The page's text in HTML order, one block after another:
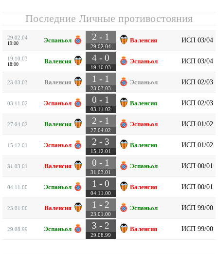
Последние Личные противостояния
29.02.04
19:00 Эспаньол 2 - 1
29.02.04
Валенсия ИСП 03/04
19.10.03
18:00 Валенсия 4 - 0
19.10.03
Эспаньол ИСП 03/04
23.03.03 Валенсия 1 - 1
23.03.03
Эспаньол ИСП 02/03
03.11.02 Эспаньол 0 - 1
03.11.02
Валенсия ИСП 02/03
27.04.02 Валенсия 2 - 1
27.04.02
Эспаньол ИСП 01/02
15.12.01 Эспаньол 2 - 3
15.12.01
Валенсия ИСП 01/02
31.03.01 Валенсия 0 - 1
31.03.01
Эспаньол ИСП 00/01
04.11.00 Эспаньол 1 - 0
04.11.00
Валенсия ИСП 00/01
23.01.00 Валенсия 1 - 2
23.01.00
Эспаньол ИСП 99/00
29.08.99 Эспаньол 3 - 2
29.08.99
Валенсия ИСП 99/00